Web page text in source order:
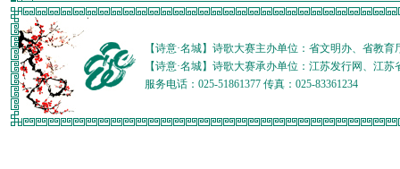
【诗意·名城】诗歌大赛主办单位：省文明办、省教
【诗意·名城】诗歌大赛承办单位：江苏发行网、江
服务电话：025-51861377 传真：025-83361234